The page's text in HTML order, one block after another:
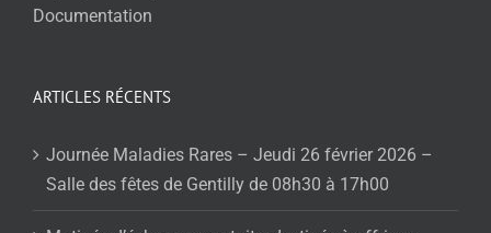
Documentation
ARTICLES RÉCENTS
Journée Maladies Rares – Jeudi 26 février 2026 –
Salle des fêtes de Gentilly de 08h30 à 17h00